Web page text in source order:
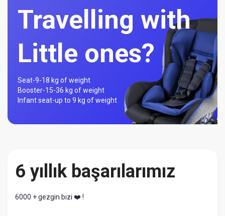
Travelling with
Little ones?
Seat-9-18 kg of weight
Booster-15-36 kg of weight
Infant seat-up to 9 kg of weight
6 yıllık başarılarımız
6000 + gezgin bizi ❤️ !